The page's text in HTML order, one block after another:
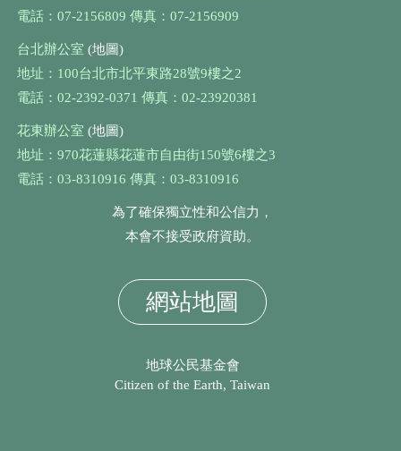
電話：07-2156809 傳真：07-2156909
台北辦公室 (地圖)
地址：100台北市北平東路28號9樓之2
電話：02-2392-0371 傳真：02-23920381
花東辦公室 (地圖)
地址：970花蓮縣花蓮市自由街150號6樓之3
電話：03-8310916 傳真：03-8310916
為了確保獨立性和公信力，
本會不接受政府資助。
網站地圖
地球公民基金會
Citizen of the Earth, Taiwan